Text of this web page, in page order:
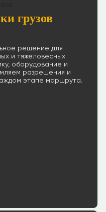
грузов
решение для
и тяжеловесных
оборудование и
разрешения и
этапе маршрута.